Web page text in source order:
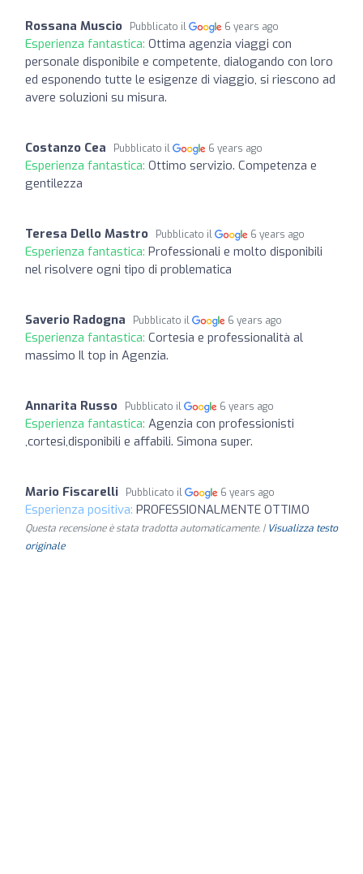
Rossana Muscio Pubblicato il 6 years ago
Esperienza fantastica: Ottima agenzia viaggi con
personale disponibile e competente, dialogando con loro
ed esponendo tutte le esigenze di viaggio, si riescono ad
avere soluzioni su misura.
Costanzo Cea Pubblicato il 6 years ago
Esperienza fantastica: Ottimo servizio. Competenza e
gentilezza
Teresa Dello Mastro Pubblicato il 6 years ago
Esperienza fantastica: Professionali e molto disponibili
nel risolvere ogni tipo di problematica
Saverio Radogna Pubblicato il 6 years ago
Esperienza fantastica: Cortesia e professionalità al
massimo Il top in Agenzia.
Annarita Russo Pubblicato il 6 years ago
Esperienza fantastica: Agenzia con professionisti
,cortesi,disponibili e affabili. Simona super.
Mario Fiscarelli Pubblicato il 6 years ago
Esperienza positiva: PROFESSIONALMENTE OTTIMO
Questa recensione è stata tradotta automaticamente. | Visualizza testo
originale